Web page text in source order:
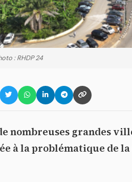
: RHDP 24
nombreuses grandes
à la problématique de